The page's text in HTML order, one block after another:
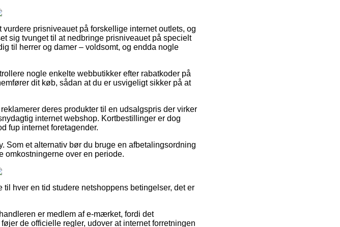
prisniveauet på forskellige internet outlets, og
sig tvunget til at nedbringe prisniveauet på specielt
til herrer og damer – voldsomt, og endda nogle
nogle enkelte webbutikker efter rabatkoder på
dit køb, sådan at du er usvigeligt sikker på at
deres produkter til en udsalgspris der virker
internet webshop. Kortbestillinger er dog
fup internet foretagender.
Som et alternativ bør du bruge en afbetalingsordning
omkostningerne over en periode.
hver en tid studere netshoppens betingelser, det er
er medlem af e-mærket, fordi det
de officielle regler, udover at internet forretningen